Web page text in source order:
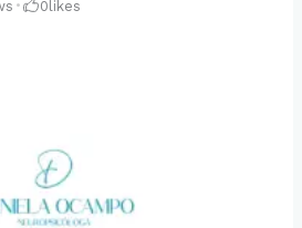
• 0 likes